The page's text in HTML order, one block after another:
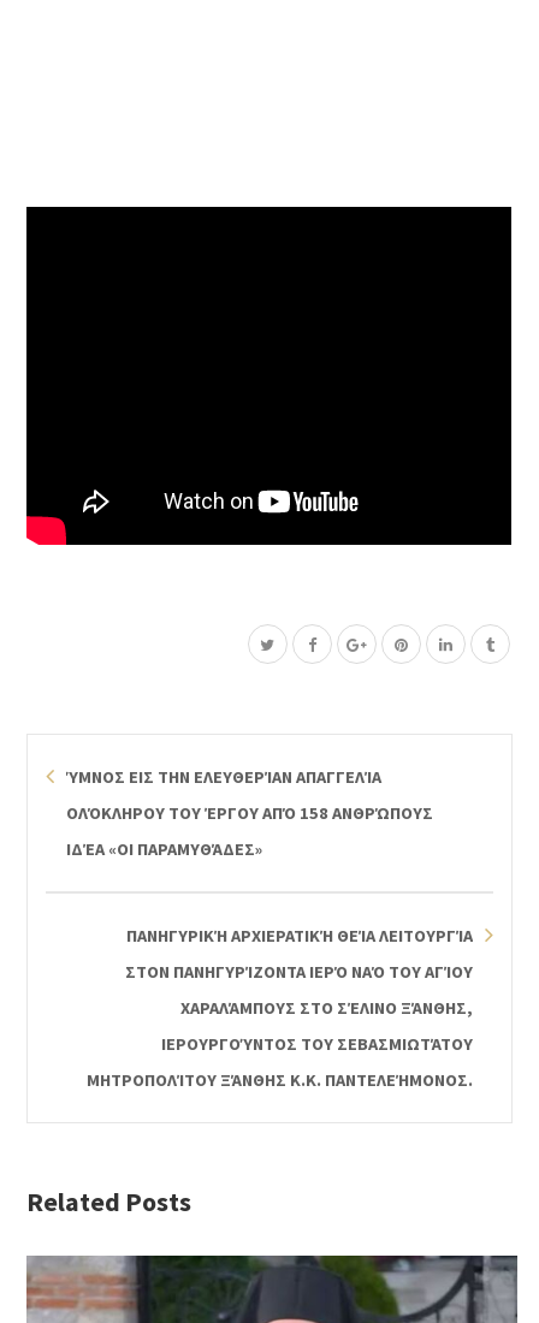
ΎΜΝΟΣ ΕΙΣ ΤΗΝ ΕΛΕΥΘΕΡΊΑΝ ΑΠΑΓΓΕΛΊΑ
ΟΛΌΚΛΗΡΟΥ ΤΟΥ ΈΡΓΟΥ ΑΠΌ 158 ΑΝΘΡΏΠΟΥΣ
ΙΔΈΑ «ΟΙ ΠΑΡΑΜΥΘΆΔΕΣ»
ΠΑΝΗΓΥΡΙΚΉ ΑΡΧΙΕΡΑΤΙΚΉ ΘΕΊΑ ΛΕΙΤΟΥΡΓΊΑ
ΣΤΟΝ ΠΑΝΗΓΥΡΊΖΟΝΤΑ ΙΕΡΌ ΝΑΌ ΤΟΥ ΑΓΊΟΥ
ΧΑΡΑΛΆΜΠΟΥΣ ΣΤΟ ΣΈΛΙΝΟ ΞΆΝΘΗΣ,
ΙΕΡΟΥΡΓΟΎΝΤΟΣ ΤΟΥ ΣΕΒΑΣΜΙΩΤΆΤΟΥ
ΜΗΤΡΟΠΟΛΊΤΟΥ ΞΆΝΘΗΣ Κ.Κ. ΠΑΝΤΕΛΕΉΜΟΝΟΣ.
Related Posts